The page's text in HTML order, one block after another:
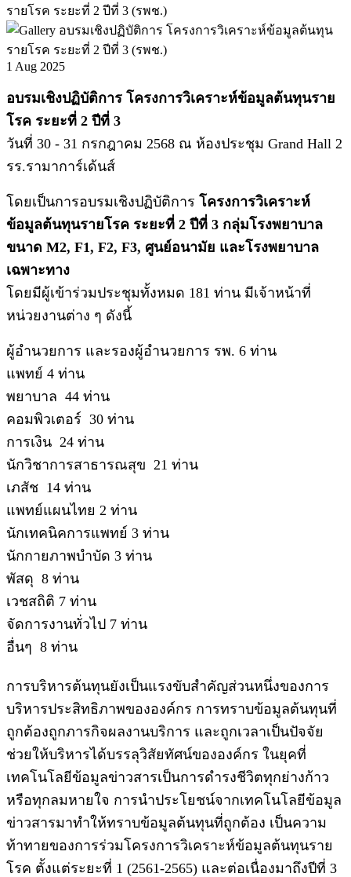
1 Aug 2025
อบรมเชิงปฏิบัติการ โครงการวิเคราะห์ข้อมูลต้นทุนราย
โรค ระยะที่ 2 ปีที่ 3
วันที่ 30 - 31 กรกฎาคม 2568 ณ ห้องประชุม Grand Hall 2
รร.รามาการ์เด้นส์
โดยเป็นการอบรมเชิงปฏิบัติการ โครงการวิเคราะห์
ข้อมูลต้นทุนรายโรค ระยะที่ 2 ปีที่ 3 กลุ่มโรงพยาบาล
ขนาด M2, F1, F2, F3, ศูนย์อนามัย และโรงพยาบาล
เฉพาะทาง
โดยมีผู้เข้าร่วมประชุมทั้งหมด 181 ท่าน มีเจ้าหน้าที่
หน่วยงานต่าง ๆ ดังนี้
ผู้อำนวยการ และรองผู้อำนวยการ รพ. 6 ท่าน
แพทย์ 4 ท่าน
พยาบาล 44 ท่าน
คอมพิวเตอร์ 30 ท่าน
การเงิน 24 ท่าน
นักวิชาการสาธารณสุข 21 ท่าน
เภสัช 14 ท่าน
แพทย์แผนไทย 2 ท่าน
นักเทคนิคการแพทย์ 3 ท่าน
นักกายภาพบำบัด 3 ท่าน
พัสดุ 8 ท่าน
เวชสถิติ 7 ท่าน
จัดการงานทั่วไป 7 ท่าน
อื่นๆ 8 ท่าน
การบริหารต้นทุนยังเป็นแรงขับสำคัญส่วนหนึ่งของการ
บริหารประสิทธิภาพขององค์กร การทราบข้อมูลต้นทุนที่
ถูกต้องถูกภารกิจผลงานบริการ และถูกเวลาเป็นปัจจัย
ช่วยให้บริหารได้บรรลุวิสัยทัศน์ขององค์กร ในยุคที่
เทคโนโลยีข้อมูลข่าวสารเป็นการดำรงชีวิตทุกย่างก้าว
หรือทุกลมหายใจ การนำประโยชน์จากเทคโนโลยีข้อมูล
ข่าวสารมาทำให้ทราบข้อมูลต้นทุนที่ถูกต้อง เป็นความ
ท้าทายของการร่วมโครงการวิเคราะห์ข้อมูลต้นทุนราย
โรค ตั้งแต่ระยะที่ 1 (2561-2565) และต่อเนื่องมาถึงปีที่ 3